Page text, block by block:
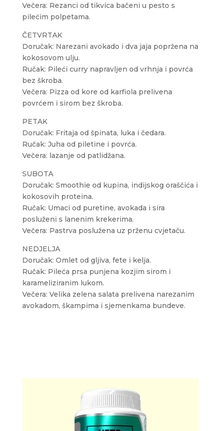
Večera: Rezanci od tikvica bačeni u pesto s
pilećim polpetama.
ČETVRTAK
Doručak: Narezani avokado i dva jaja popržena na
kokosovom ulju.
Ručak: Pileći curry napravljen od vrhnja i povrća
bez škroba.
Večera: Pizza od kore od karfiola prelivena
povrćem i sirom bez škroba.
PETAK
Doručak: Fritaja od špinata, luka i čedara.
Ručak: Juha od piletine i povrća.
Večera: lazanje od patlidžana.
SUBOTA
Doručak: Smoothie od kupina, indijskog oraščića i
kokosovih proteina.
Ručak: Umaci od puretine, avokada i sira
posluženi s lanenim krekerima.
Večera: Pastrva poslužena uz prženu cvjetaču.
NEDJELJA
Doručak: Omlet od gljiva, fete i kelja.
Ručak: Pileća prsa punjena kozjim sirom i
karameliziranim lukom.
Večera: Velika zelena salata prelivena narezanim
avokadom, škampima i sjemenkama bundeve.